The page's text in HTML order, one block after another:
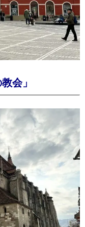
会」